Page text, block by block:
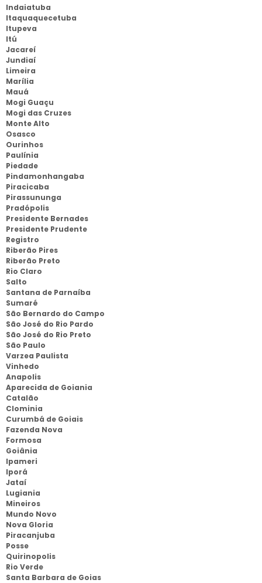
Indaiatuba
Itaquaquecetuba
Itupeva
Itú
Jacareí
Jundiaí
Limeira
Marília
Mauá
Mogi Guaçu
Mogi das Cruzes
Monte Alto
Osasco
Ourinhos
Paulínia
Piedade
Pindamonhangaba
Piracicaba
Pirassununga
Pradópolis
Presidente Bernades
Presidente Prudente
Registro
Riberão Pires
Riberão Preto
Rio Claro
Salto
Santana de Parnaíba
Sumaré
São Bernardo do Campo
São José do Rio Pardo
São José do Rio Preto
São Paulo
Varzea Paulista
Vinhedo
Anapolis
Aparecida de Goiania
Catalão
Clominia
Curumbá de Goiais
Fazenda Nova
Formosa
Goiânia
Ipameri
Iporá
Jataí
Lugiania
Mineiros
Mundo Novo
Nova Gloria
Piracanjuba
Posse
Quirinopolis
Rio Verde
Santa Barbara de Goias